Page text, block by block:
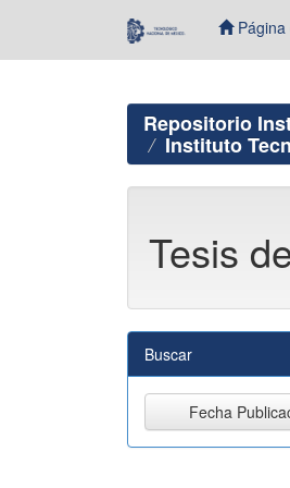
Página
Repositorio
Instituto
Tesis
Buscar